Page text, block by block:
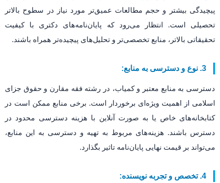
پیچیدگی بیشتر و حجم مطالعات عمیق‌تر مورد نیاز در سطوح بالاتر
تحصیلی است. انتظار می‌رود که پایان‌نامه‌های دکتری با کیفیت
تحقیقاتی بالاتر، منابع تخصصی‌تر و تحلیل‌های پیچیده‌تر همراه باشند.
3. نوع و دسترسی به منابع:
دسترسی به منابع معتبر و کمیاب، در رشته فقه مقارن و حقوق جزای
اسلامی از اهمیت ویژه‌ای برخوردار است. برخی منابع ممکن است در
کتابخانه‌های خاص یا به صورت آنلاین با هزینه دسترسی محدود در
دسترس باشند. هزینه‌های مربوط به تهیه و دسترسی به این منابع،
می‌تواند بر قیمت نهایی پایان‌نامه تاثیر بگذارد.
4. تخصص و تجربه نویسنده: